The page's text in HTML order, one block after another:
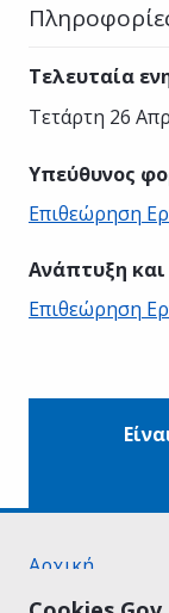
Τελευταία
Τετάρτη 26
Υπεύθυνος
Επιθεώρηση
Ανάπτυξη και
Επιθεώρηση
Αρχική